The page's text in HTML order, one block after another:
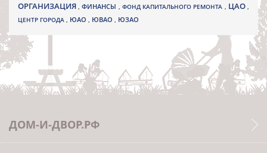
ОРГАНИЗАЦИЯ,ФИНАНСЫ , ФОНД КАПИТАЛЬНОГО РЕМОНТА , ЦАО,
ЦЕНТР ГОРОДА , ЮАО , ЮВАО , ЮЗАО
ДОМ-И-ДВОР.РФ